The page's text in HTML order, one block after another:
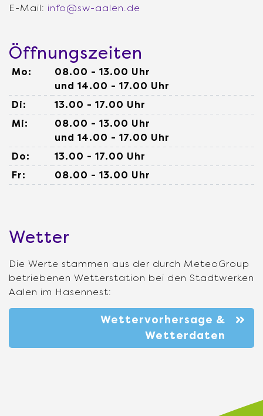
E-Mail: info@sw-aalen.de
Öffnungszeiten
Mo:
08.00 - 13.00 Uhr
und 14.00 - 17.00 Uhr
Di:
13.00 - 17.00 Uhr
Mi:
08.00 - 13.00 Uhr
und 14.00 - 17.00 Uhr
Do:
13.00 - 17.00 Uhr
Fr:
08.00 - 13.00 Uhr
Wetter
Die Werte stammen aus der durch MeteoGroup
betriebenen Wetterstation bei den Stadtwerken
Aalen im Hasennest:
Wettervorhersage &
Wetterdaten